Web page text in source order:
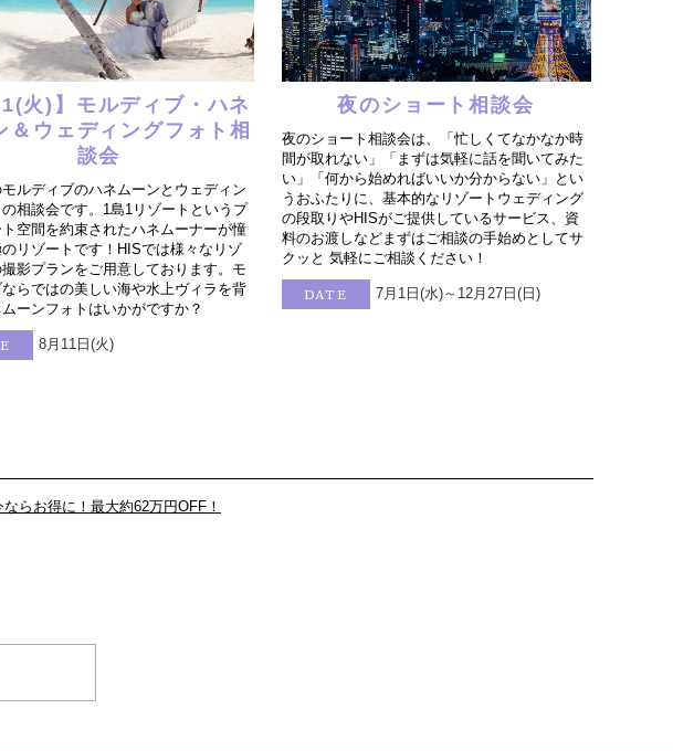
火)】モルディブ・ハネ
＆ウェディングフォト相
談会
ルディブのハネムーンとウェディン
相談会です。1島1リゾートというプ
空間を約束されたハネムーナーが憧
リゾートです！HISでは様々なリゾ
影プランをご用意しております。モ
らではの美しい海や水上ヴィラを背
ーンフォトはいかがですか？
8月11日(火)
夜のショート相談会
夜のショート相談会は、「忙しくてなかなか時
間が取れない」「まずは気軽に話を聞いてみた
い」「何から始めればいいか分からない」とい
うおふたりに、基本的なリゾートウェディング
の段取りやHISがご提供しているサービス、資
料のお渡しなどまずはご相談の手始めとしてサ
クッと 気軽にご相談ください！
DATE 7月1日(水)～12月27日(日)
らお得に！最大約62万円OFF！